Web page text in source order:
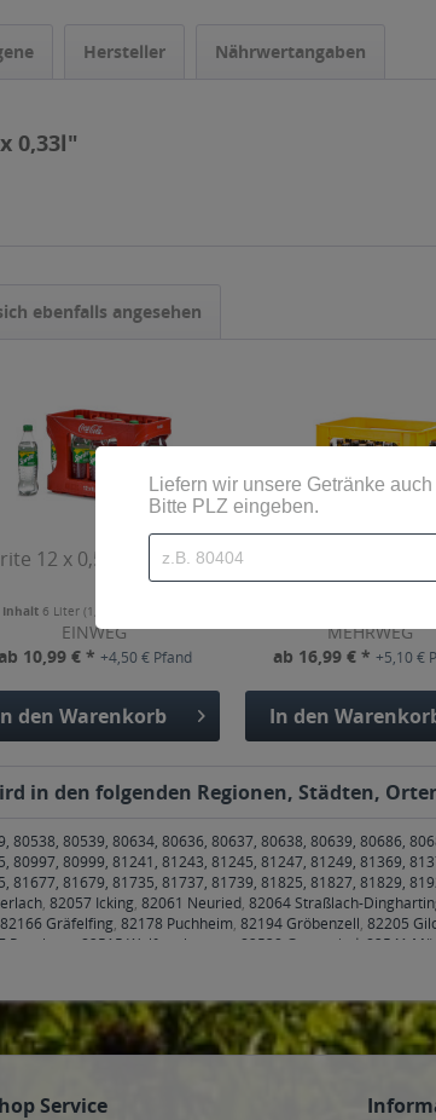
Hersteller Nährwertangaben
0,33l"
ebenfalls angesehen
12 x 0,5l mit Kasten
Inhalt 6 Liter(1,83 € * / 1 Liter)
EINWEG
10,99 € * +4,50 € Pfand
den Warenkorb
0,25l
MEHRWEG
ab 16,99 € *+5,10 €
In den
in den folgenden Regionen, Städten,
80538, 80539, 80634, 80636, 80637, 80638, 80639, 80686,
80997, 80999, 81241, 81243, 81245, 81247, 81249, 81369,
81677, 81679, 81735, 81737, 81739, 81825, 81827, 81829,
, 82057 Icking, 82061 Neuried, 82064 Straßlach-
82166 Gräfelfing, 82178 Puchheim, 82194 Gröbenzell, 82205
Penzberg 82515 Wolfratshausen 82538 Geretsried 82541
Tegernsee,83714 Miesbach,83737 Irschenberg,85221
Hallbergmoos, 85435 Erding ,85445 Oberding ,85452
Grafing bei München,85570 Markt Schwaben, Ottenhofen
Garching bei München 85764 Oberschleißheim
Service